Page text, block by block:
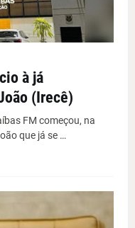
à já
(Irecê)
FM começou, na
que já se …